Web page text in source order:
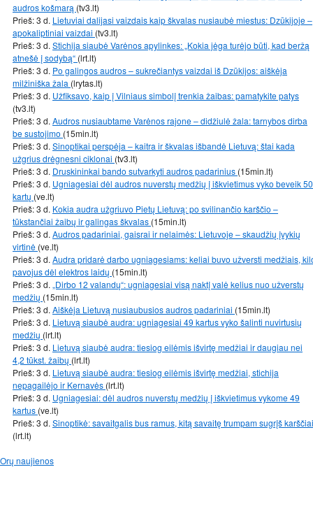
audros košmarą (tv3.lt)
Prieš: 3 d. Lietuviai dalijasi vaizdais kaip škvalas nusiaubė miestus: Dzūkijoje –
apokaliptiniai vaizdai (tv3.lt)
Prieš: 3 d. Stichija siaubė Varėnos apylinkes: „Kokia jėga turėjo būti, kad beržą
atnešė į sodybą“ (lrt.lt)
Prieš: 3 d. Po galingos audros – sukrečiantys vaizdai iš Dzūkijos: aiškėja
milžiniška žala (lrytas.lt)
Prieš: 3 d. Užfiksavo, kaip į Vilniaus simbolį trenkia žaibas: pamatykite patys
(tv3.lt)
Prieš: 3 d. Audros nusiaubtame Varėnos rajone – didžiulė žala: tarnybos dirba
be sustojimo (15min.lt)
Prieš: 3 d. Sinoptikai perspėja – kaitra ir škvalas išbandė Lietuvą: štai kada
užgrius drėgnesni ciklonai (tv3.lt)
Prieš: 3 d. Druskininkai bando sutvarkyti audros padarinius (15min.lt)
Prieš: 3 d. Ugniagesiai dėl audros nuverstų medžių į iškvietimus vyko beveik 50
kartų (ve.lt)
Prieš: 3 d. Kokia audra užgriuvo Pietų Lietuvą: po svilinančio karščio –
tūkstančiai žaibų ir galingas škvalas (15min.lt)
Prieš: 3 d. Audros padariniai, gaisrai ir nelaimės: Lietuvoje – skaudžių įvykių
virtinė (ve.lt)
Prieš: 3 d. Audra pridarė darbo ugniagesiams: keliai buvo užversti medžiais,
pavojus dėl elektros laidų (15min.lt)
Prieš: 3 d. „Dirbo 12 valandų“: ugniagesiai visą naktį valė kelius nuo užverstų
medžių (15min.lt)
Prieš: 3 d. Aiškėja Lietuvą nusiaubusios audros padariniai (15min.lt)
Prieš: 3 d. Lietuvą siaubė audra: ugniagesiai 49 kartus vyko šalinti nuvirtusių
medžių (lrt.lt)
Prieš: 3 d. Lietuvą siaubė audra: tiesiog eilėmis išvirtę medžiai ir daugiau nei
4,2 tūkst. žaibų (lrt.lt)
Prieš: 3 d. Lietuvą siaubė audra: tiesiog eilėmis išvirtę medžiai, stichija
nepagailėjo ir Kernavės (lrt.lt)
Prieš: 3 d. Ugniagesiai: dėl audros nuverstų medžių į iškvietimus vykome 49
kartus (ve.lt)
Prieš: 3 d. Sinoptikė: savaitgalis bus ramus, kitą savaitę trumpam sugrįš karščiai
(lrt.lt)
Orų naujienos